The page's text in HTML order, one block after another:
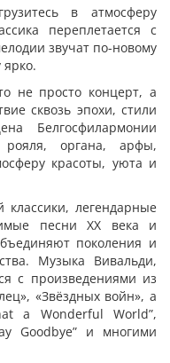
в атмосферу
переплетается с
звучат по-новому
ярко.
не просто концерт, а
сквозь эпохи, стили
Белгосфилармонии
органа, арфы,
красоты, уюта и
легендарные
песни XX века и
поколения и
Музыка Вивальди,
с произведениями из
«Звёздных войн», а
a Wonderful World”,
Goodbye” и многими